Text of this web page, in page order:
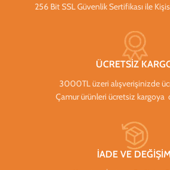
256 Bit SSL Güvenlik Sertifikası ile
ÜCRETSİZ
3000TL üzeri alışverişinizde
Çamur ürünleri ücretsiz kargoya
İADE VE